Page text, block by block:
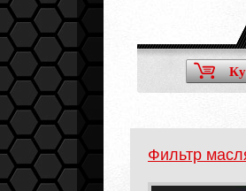
Фильтр